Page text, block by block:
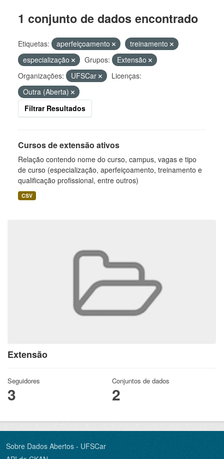
Extensão
Seguidores
3
Conjuntos de dados
2
1 conjunto de dados encontrado
Etiquetas: aperfeiçoamento
treinamento
especialização
Grupos:
Extensão
Organizações:
UFSCar
Licenças:
Outra (Aberta)
Filtrar Resultados
Cursos de extensão ativos
Relação contendo nome do curso, campus, vagas e tipo
de curso (especialização, aperfeiçoamento, treinamento e
qualificação profissional, entre outros)
CSV
Sobre Dados Abertos - UFSCar